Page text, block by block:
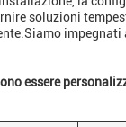
soluzioni
impegnati
essere